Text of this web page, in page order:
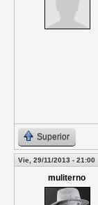
Superior
Vie, 29/11/2013 - 21:00
muliterno